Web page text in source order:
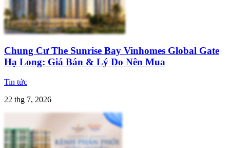
Chung Cư The Sunrise Bay Vinhomes Global Gate
Hạ Long: Giá Bán & Lý Do Nên Mua
Tin tức
22 thg 7, 2026